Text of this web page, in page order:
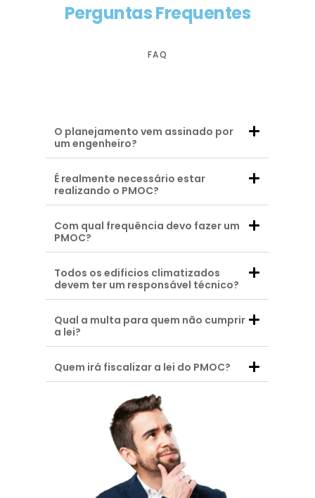
Perguntas Frequentes
FAQ
O planejamento vem assinado por
um engenheiro?
É realmente necessário estar
realizando o PMOC?
Com qual frequência devo fazer um
PMOC?
Todos os edificios climatizados
devem ter um responsável técnico?
Qual a multa para quem não cumprir
a lei?
Quem irá fiscalizar a lei do PMOC?